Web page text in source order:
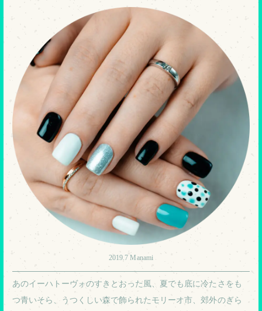
2019.7 Manami
あのイーハトーヴォのすきとおった風、夏でも底に冷たさをも
つ青いそら、うつくしい森で飾られたモリーオ市、郊外のぎら